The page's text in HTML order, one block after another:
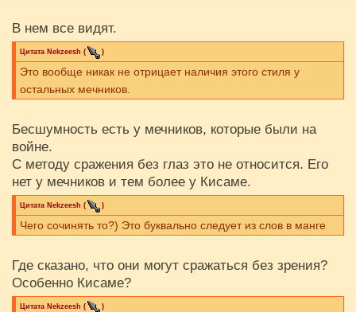
В нем все видят.
Цитата Nekzeesh ( )
Это вообще никак не отрицает наличия этого стиля у
остальных мечников.
Бесшумность есть у мечников, которые были на
войне.
С методу сражения без глаз это не относится. Его
нет у мечников и тем более у Кисаме.
Цитата Nekzeesh ( )
Чего сочинять то?) Это буквально следует из слов в манге
Где сказано, что они могут сражаться без зрения?
Особенно Кисаме?
Цитата Nekzeesh ( )